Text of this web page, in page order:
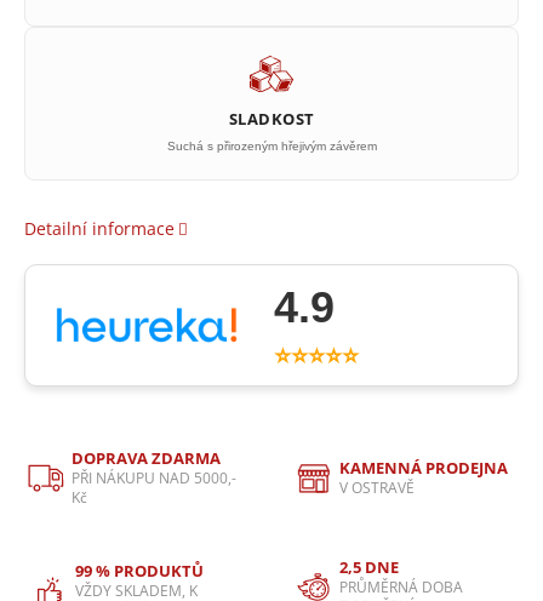
SLADKOST
Suchá s přirozeným hřejivým závěrem
Detailní informace
4.9
⭐⭐⭐⭐⭐
DOPRAVA ZDARMA
PŘI NÁKUPU NAD 5000,-
Kč
KAMENNÁ PRODEJNA
V OSTRAVĚ
99 % PRODUKTŮ
VŽDY SKLADEM, K
2,5 DNE
PRŮMĚRNÁ DOBA